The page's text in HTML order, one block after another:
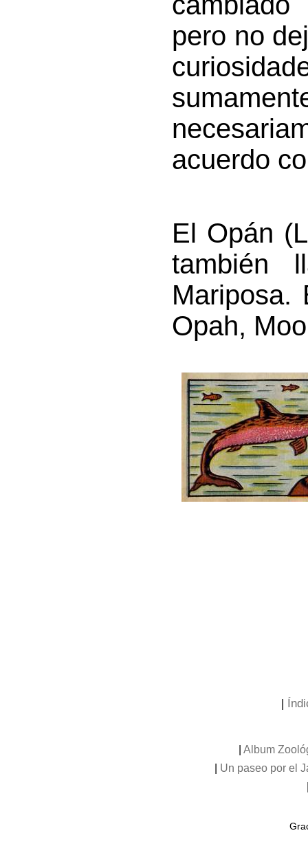
pero no
acuerdo
El Opán
también
Mariposa.
Opah,
|
Album
Un paseo por el